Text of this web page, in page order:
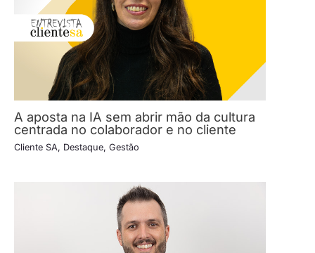
A aposta na IA sem abrir mão da cultura
centrada no colaborador e no cliente
Cliente SA, Destaque, Gestão